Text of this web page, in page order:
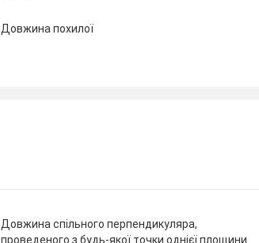
Довжина похилої
Довжина спільного перпендикуляра,
проведеного з будь-якої точки однієї площини